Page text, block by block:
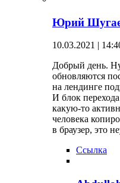
Юрий
10.03.2021 |
Добрый день.
обновляются
на лендинге
И блок
какую-то
человека
в браузер, это
Ссылка